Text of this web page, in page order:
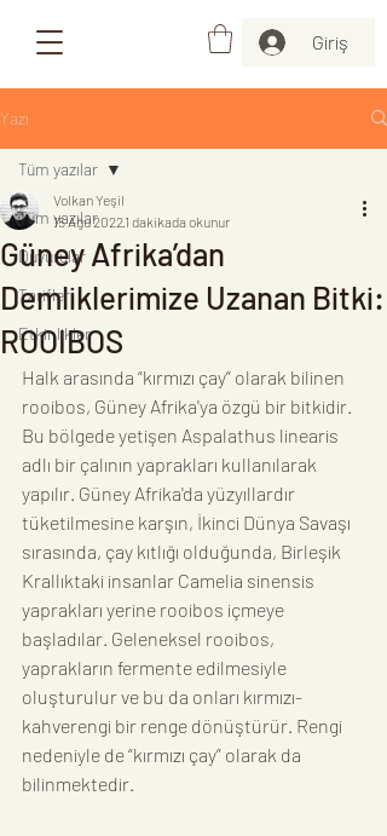
Giriş
Yazı
Tüm yazılar
Duyurular
Tarifler
Etkinlikler
Tüm yazılar
Güney Afrika’dan
Demliklerimize Uzanan Bitki:
ROOIBOS
Volkan Yeşil
15 Ağu 20221 dakikada okunur
Halk arasında “kırmızı çay” olarak bilinen
rooibos, Güney Afrika'ya özgü bir bitkidir.
Bu bölgede yetişen Aspalathus linearis
adlı bir çalının yaprakları kullanılarak
yapılır. Güney Afrika'da yüzyıllardır
tüketilmesine karşın, İkinci Dünya Savaşı
sırasında, çay kıtlığı olduğunda, Birleşik
Krallıktaki insanlar Camelia sinensis
yaprakları yerine rooibos içmeye
başladılar. Geleneksel rooibos,
yaprakların fermente edilmesiyle
oluşturulur ve bu da onları kırmızı-
kahverengi bir renge dönüştürür. Rengi
nedeniyle de “kırmızı çay” olarak da
bilinmektedir.